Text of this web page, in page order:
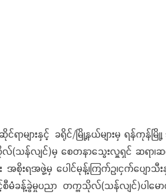
များနှင့် ခရိုင်/မြို့နယ်များမှ ရန်ကုန်မ
)မှ စေတနာသွေးလှူရှင် ဆရာ၊ဆရာမ၊
စိုးရအဖွဲ့မှ ပေါင်မုန့်၊ကြက်ဥ၊ငှက်ပျော
မံခန့်ခွဲမှုပညာ တက္ကသိုလ်(သန်လျင်)ပါမေ